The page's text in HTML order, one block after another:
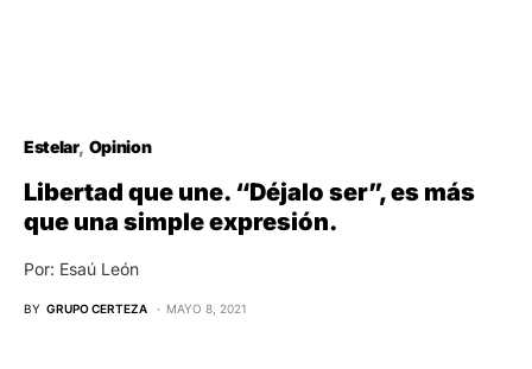
Estelar Opinion
Libertad que une. “Déjalo ser”, es más
que una simple expresión.
Por: Esaú León
BY GRUPO CERTEZA MAYO 8, 2021